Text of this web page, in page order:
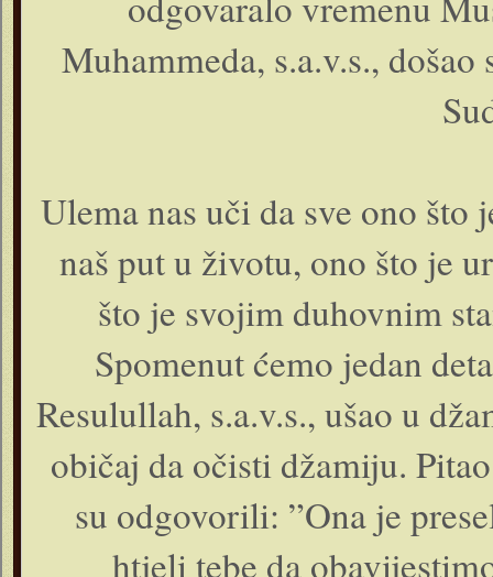
Muhammeda, s.a.v.s.,
Ulema nas uči da sve ono što
naš put u životu, ono što je
što je svojim duhovnim
Spomenut ćemo jedan
Resulullah, s.a.v.s., ušao u
običaj da očisti džamiju.
su odgovorili: ”Ona je
htjeli tebe da